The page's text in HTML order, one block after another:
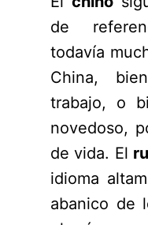
de
todavía
China,
trabajo, o
novedoso,
de vida. El
idioma
abanico de